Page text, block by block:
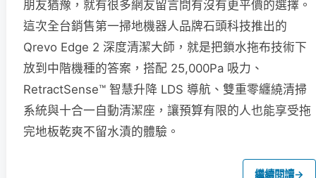
朋友猶豫，就有很多網友留言問有沒有更平價的選擇。
這次全台銷售第一掃地機器人品牌石頭科技推出的
Qrevo Edge 2 深度清潔大師，就是把鎖水拖布技術下
放到中階機種的答案，搭配 25,000Pa 吸力、
RetractSense™ 智慧升降 LDS 導航、雙重零纏繞清掃
系統與十合一自動清潔座，讓預算有限的人也能享受拖
完地板乾爽不留水漬的體驗。
繼續閱讀→